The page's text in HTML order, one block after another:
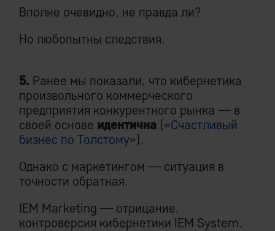
Вполне очевидно, не правда ли?
Но любопытны следствия.
5. Ранее мы показали, что кибернетика
произвольного коммерческого
предприятия конкурентного рынка — в
своей основе идентична («Счастливый
бизнес по Толстому»).
Однако с маркетингом — ситуация в
точности обратная.
IEM Marketing — отрицание,
контроверсия кибернетики IEM System.